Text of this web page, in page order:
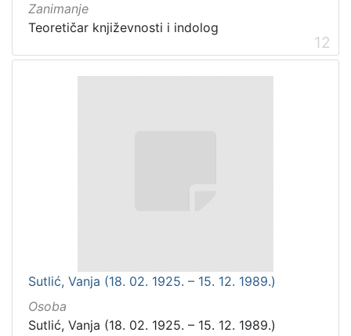
Zanimanje
Teoretičar književnosti i indolog
12
Sutlić, Vanja (18. 02. 1925. – 15. 12. 1989.)
Osoba
Sutlić, Vanja (18. 02. 1925. – 15. 12. 1989.)